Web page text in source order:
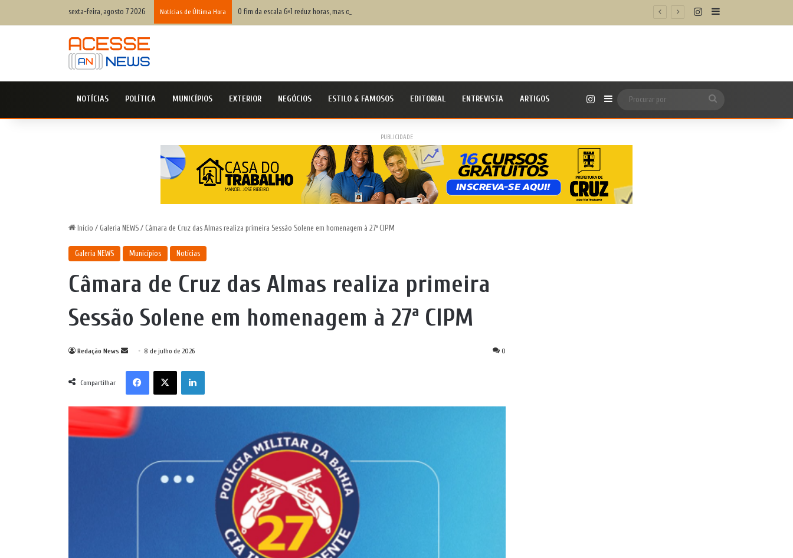
sexta-feira, agosto 7 2026 Notícias de Última Hora O fim da escala 6×1 reduz horas, mas os riscos na justiça trabalhista ainda serão os mesmos InstagramBarra Lateral
NOTÍCIAS POLÍTICA MUNICÍPIOS EXTERIOR NEGÓCIOS ESTILO & FAMOSOS EDITORIAL ENTREVISTA ARTIGOS InstagramBarra Lateral
por
PUBLICIDADE
Início / Galeria NEWS / Câmara de Cruz das Almas realiza primeira Sessão Solene em homenagem à 27ª CIPM
Galeria NEWS Municípios Notícias
Câmara de Cruz das Almas realiza primeira
Sessão Solene em homenagem à 27ª CIPM
Redação News
Mande
mail
8 de julho de 2026 0
Compartilhar
FacebookX Linkedin